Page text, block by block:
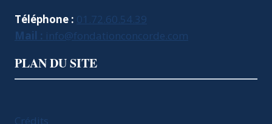
NOTRE
INDUSTRIE
Téléphone : 01.72.60.54.39
Mail : info@fondationconcorde.com
PLAN DU SITE
Crédits